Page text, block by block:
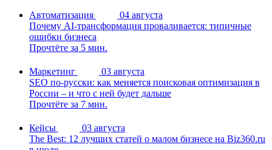
Автоматизация
04 августа
Почему AI-трансформация проваливается: типичные
ошибки бизнеса
Прочтёте за 5 мин.
Маркетинг
03 августа
SEO по-русски: как меняется поисковая оптимизация в
России – и что с ней будет дальше
Прочтёте за 7 мин.
Кейсы
03 августа
The Best: 12 лучших статей о малом бизнесе на Biz360.ru